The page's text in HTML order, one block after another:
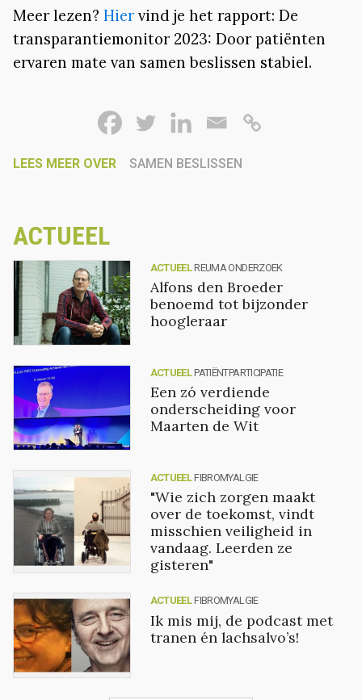
Meer lezen? Hiervind je het rapport: De
transparantiemonitor 2023: Door patiënten
ervaren mate van samen beslissen stabiel.
LEES MEER OVER SAMEN BESLISSEN
ACTUEEL
ACTUEEL REUMA ONDERZOEK
Alfons den Broeder
benoemd tot bijzonder
hoogleraar
ACTUEEL PATIËNTPARTICIPATIE
Een zó verdiende
onderscheiding voor
Maarten de Wit
ACTUEEL FIBROMYALGIE
"Wie zich zorgen maakt
over de toekomst, vindt
misschien veiligheid in
vandaag. Leerden ze
gisteren"
ACTUEEL FIBROMYALGIE
Ik mis mij, de podcast met
tranen én lachsalvo’s!